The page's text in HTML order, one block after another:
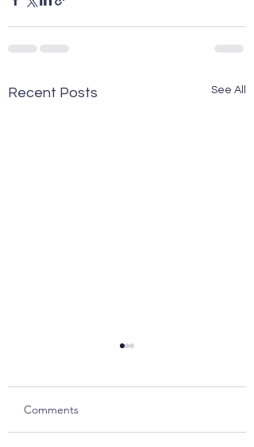
Recent Posts See All
Comments